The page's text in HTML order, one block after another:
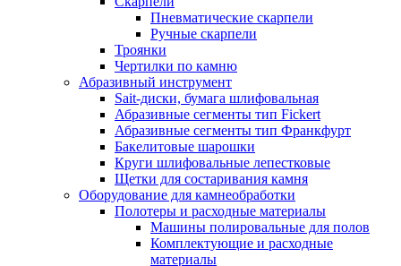
Пневматические скарпели
Ручные скарпели
Троянки
Чертилки по камню
Абразивный инструмент
Sait-диски, бумага шлифовальная
Абразивные сегменты тип Fickert
Абразивные сегменты тип Франкфурт
Бакелитовые шарошки
Круги шлифовальные лепестковые
Щетки для состаривания камня
Оборудование для камнеобработки
Полотеры и расходные материалы
Машины полировальные для полов
Комплектующие и расходные
материалы